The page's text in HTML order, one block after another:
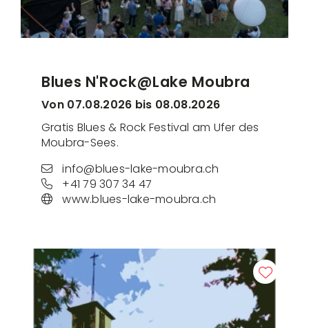
Blues N'Rock@Lake Moubra
Von 07.08.2026 bis 08.08.2026
Gratis Blues & Rock Festival am Ufer des
Moubra-Sees.
info@blues-lake-moubra.ch
+41 79 307 34 47
www.blues-lake-moubra.ch